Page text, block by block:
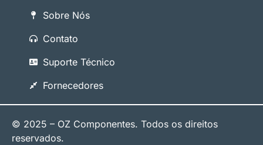
Sobre Nós
Contato
Suporte Técnico
Fornecedores
© 2025 – OZ Componentes. Todos os direitos
reservados.